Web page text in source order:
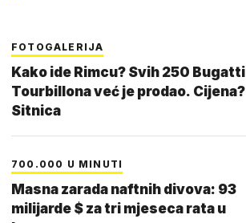
FOTOGALERIJA
Kako ide Rimcu? Svih 250 Bugatti
Tourbillona već je prodao. Cijena?
Sitnica
700.000 U MINUTI
Masna zarada naftnih divova: 93
milijarde $ za tri mjeseca rata u